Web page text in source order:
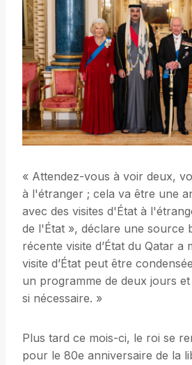
« Attendez-vous à voir deux,
à l'étranger ; cela va être une
avec des visites d'État à
de l'État », déclare une source
récente visite d’État du Qatar a
visite d’État peut être
un programme de deux jours
si nécessaire. »
Plus tard ce mois-ci, le roi se
pour le 80e anniversaire de la